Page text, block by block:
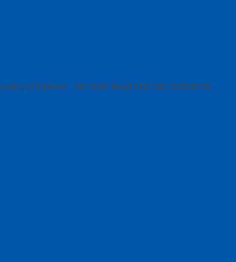
di inginkan , info lebih lanjut hub 085230550048